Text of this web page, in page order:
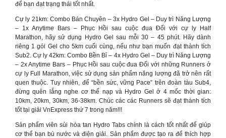
để bạn đạt trạng thái tốt nhất.
Cự ly 21km: Combo Bán Chuyên – 3x Hydro Gel – Duy trì Năng Lượng
– 1x Anytime Bars – Phục Hồi sau cuộc đua Đối với cự ly Half
Marathon, hãy sử dụng Hydro Gel sau mỗi 30 – 45 phút. Hãy dành
riêng 1 gói Gel cho 5km cuối cùng, nếu như bạn muốn đạt thành tích
Sub2. Cự ly 42km: Combo Bền Bỉ – 4x Hydro Gel – Duy trì Năng Lượng
– 2x Anytime Bars – Phục Hồi sau cuộc đua Đối với những Runners ở
cự ly Full Marathon, việc sử dụng sản phẩm năng lượng đã trở nên rất
quen thuộc. Tuy nhiên, để “bền sức, vững Pace” trên đoàn tàu Sub4,
đừng quên lắng nghe cơ thể nạp và Hydro Gel ở 4 mốc thời gian:
10km, 20km, 30km, 36-38km. Chúc các các Runners sẽ đạt thành tích
tốt tại giải VnExpress thứ 7 trong năm!!!
Sản phẩm viên sủi hòa tan Hydro Tabs chính là cách tốt nhất để giúp
cơ thể bạn bù nước và điện giải. Sản phẩm được tạo ra để thích hợp